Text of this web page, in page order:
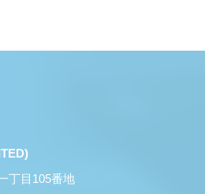
丁目105番地